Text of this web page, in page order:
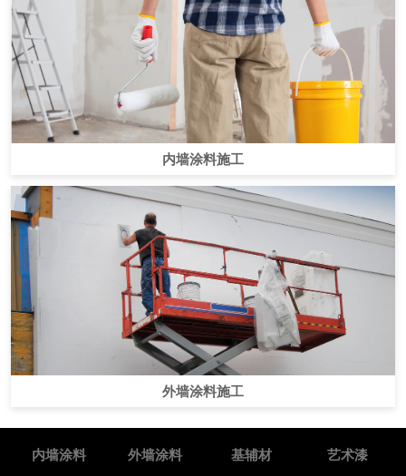
内墙涂料施工
外墙涂料施工
内墙涂料 外墙涂料 基辅材
艺术漆